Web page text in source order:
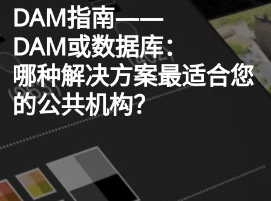
DAM指南——
DAM或数据库：
哪种解决方案最适合您
的公共机构？